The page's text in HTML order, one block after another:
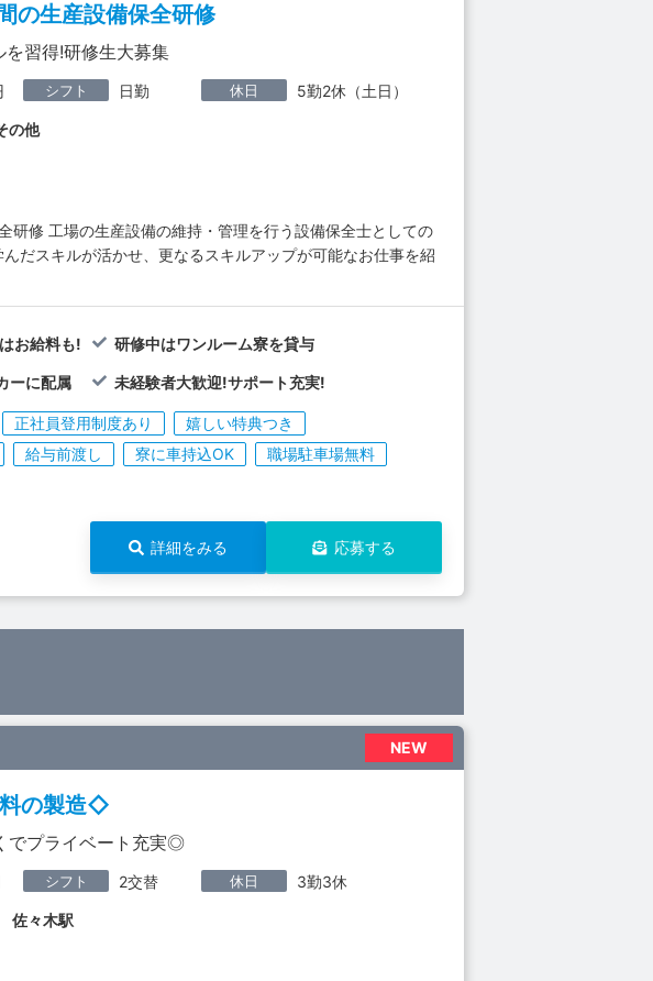
の生産設備保全研修
習得!研修生大募集
シフト 日勤 休日 5勤2休（土日）
の他
研修 工場の生産設備の維持・管理を行う設備保全士としての
だスキルが活かせ、更なるスキルアップが可能なお仕事を紹
お給料も! 研修中はワンルーム寮を貸与
ーに配属 未経験者大歓迎!サポート充実!
正社員登用制度あり
嬉しい特典つき
給与前渡し 寮に車持込OK
職場駐車場無料
詳細をみる 応募する
NEW
料の製造◇
でプライベート充実◎
シフト 2交替 休日 3勤3休
佐々木駅